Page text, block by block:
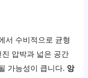
서 수비적으로 균형
압박과 넓은 공간
가능성이 큽니다. 앙